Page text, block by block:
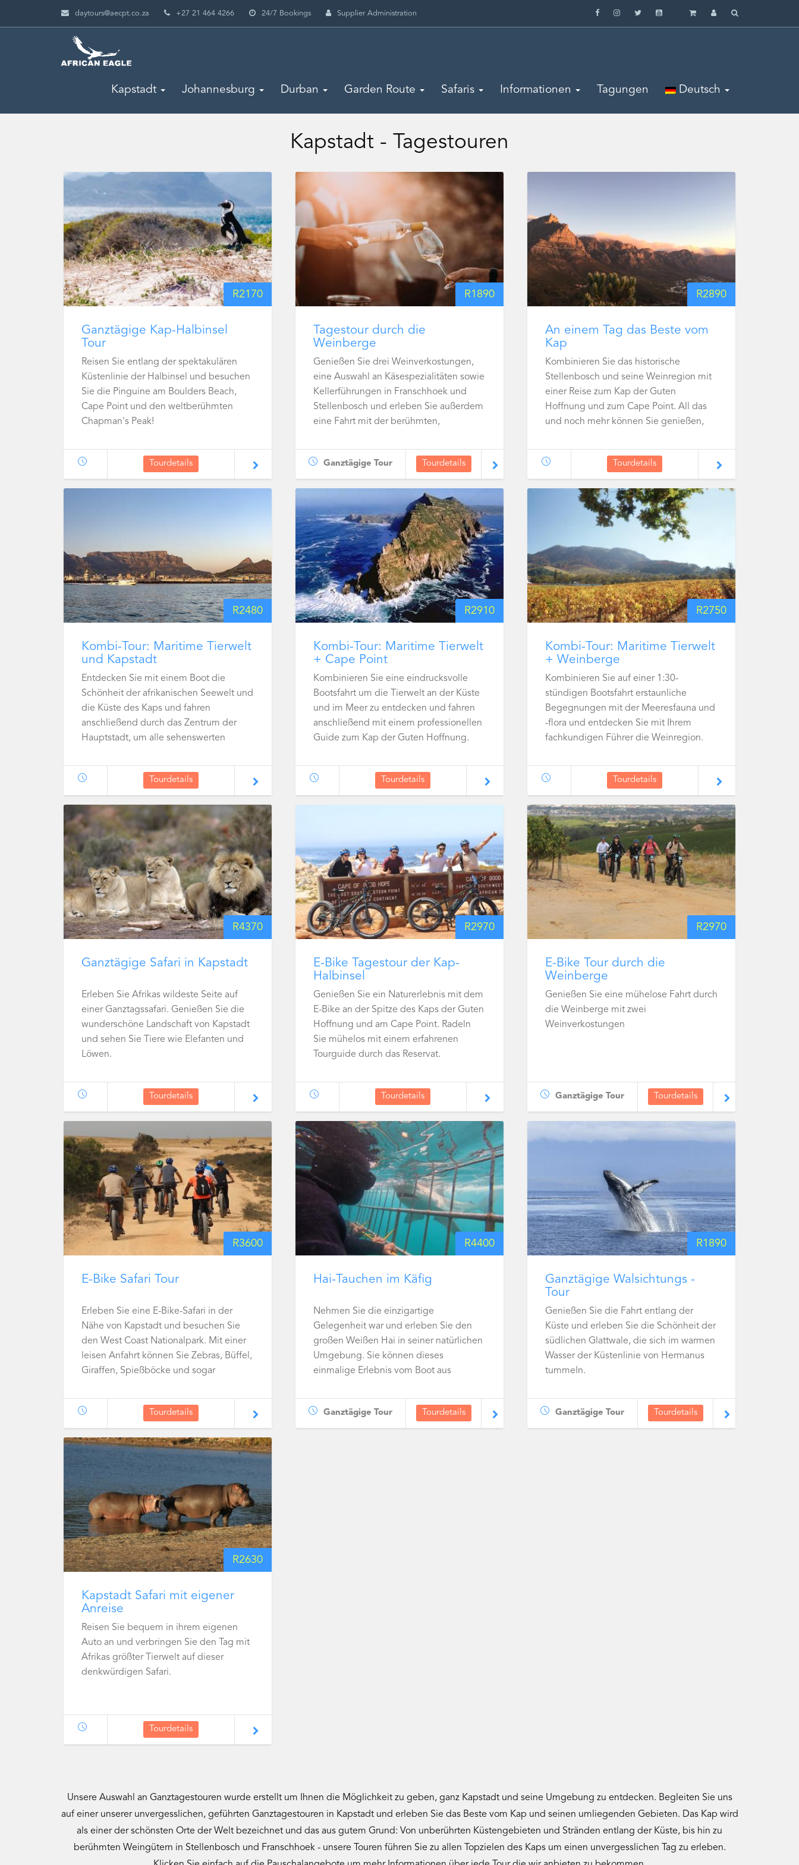
daytours@aecpt.co.za +27 21 464 4266 24/7 Bookings Supplier Administration
Kapstadt Johannesburg Durban Garden Route Safaris Informationen Tagungen Deutsch
Kapstadt - Tagestouren
R2170
Ganztägige Kap-Halbinsel
Tour
Reisen Sie entlang der spektakulären
Küstenlinie der Halbinsel und besuchen
Sie die Pinguine am Boulders Beach,
Cape Point und den weltberühmten
Chapman's Peak!
Tourdetails
R1890
Tagestour durch die
Weinberge
Genießen Sie drei Weinverkostungen,
eine Auswahl an Käsespezialitäten sowie
Kellerführungen in Franschhoek und
Stellenbosch und erleben Sie außerdem
eine Fahrt mit der berühmten,
Ganztägige Tour Tourdetails
R2890
An einem Tag das Beste vom
Kap
Kombinieren Sie das historische
Stellenbosch und seine Weinregion mit
einer Reise zum Kap der Guten
Hoffnung und zum Cape Point. All das
und noch mehr können Sie genießen,
haben.
Tourdetails
R2480
Kombi-Tour: Maritime Tierwelt
und Kapstadt
Entdecken Sie mit einem Boot die
Schönheit der afrikanischen Seewelt und
die Küste des Kaps und fahren
anschließend durch das Zentrum der
Hauptstadt, um alle sehenswerten
Tourdetails
R2910
Kombi-Tour: Maritime Tierwelt
+ Cape Point
Kombinieren Sie eine eindrucksvolle
Bootsfahrt um die Tierwelt an der Küste
und im Meer zu entdecken und fahren
anschließend mit einem professionellen
Guide zum Kap der Guten Hoffnung.
Tourdetails
R2750
Kombi-Tour: Maritime Tierwelt
+ Weinberge
Kombinieren Sie auf einer 1:30-
stündigen Bootsfahrt erstaunliche
Begegnungen mit der Meeresfauna und
-flora und entdecken Sie mit Ihrem
fachkundigen Führer die Weinregion.
Tourdetails
R4370
Ganztägige Safari in Kapstadt
Erleben Sie Afrikas wildeste Seite auf
einer Ganztagssafari. Genießen Sie die
wunderschöne Landschaft von Kapstadt
und sehen Sie Tiere wie Elefanten und
Löwen.
Tourdetails
R2970
E-Bike Tagestour der Kap-
Halbinsel
Genießen Sie ein Naturerlebnis mit dem
E-Bike an der Spitze des Kaps der Guten
Hoffnung und am Cape Point. Radeln
Sie mühelos mit einem erfahrenen
Tourguide durch das Reservat.
Tourdetails
R2970
E-Bike Tour durch die
Weinberge
Genießen Sie eine mühelose Fahrt durch
die Weinberge mit zwei
Weinverkostungen
Ganztägige Tour Tourdetails
R3600
E-Bike Safari Tour
Erleben Sie eine E-Bike-Safari in der
Nähe von Kapstadt und besuchen Sie
den West Coast Nationalpark. Mit einer
leisen Anfahrt können Sie Zebras, Büffel,
Giraffen, Spießböcke und sogar
Tourdetails
R4400
Hai-Tauchen im Käfig
Nehmen Sie die einzigartige
Gelegenheit war und erleben Sie den
großen Weißen Hai in seiner natürlichen
Umgebung. Sie können dieses
einmalige Erlebnis vom Boot aus
den Tieren unmittelbar nähern.
Ganztägige Tour Tourdetails
R1890
Ganztägige Walsichtungs -
Tour
Genießen Sie die Fahrt entlang der
Küste und erleben Sie die Schönheit der
südlichen Glattwale, die sich im warmen
Wasser der Küstenlinie von Hermanus
tummeln.
Ganztägige Tour Tourdetails
R2630
Kapstadt Safari mit eigener
Anreise
Reisen Sie bequem in ihrem eigenen
Auto an und verbringen Sie den Tag mit
Afrikas größter Tierwelt auf dieser
denkwürdigen Safari.
Tourdetails
Unsere Auswahl an Ganztagestouren wurde erstellt um Ihnen die Möglichkeit zu geben, ganz Kapstadt und seine Umgebung zu entdecken. Begleiten Sie uns
auf einer unserer unvergesslichen, geführten Ganztagestouren in Kapstadt und erleben Sie das Beste vom Kap und seinen umliegenden Gebieten. Das Kap wird
als einer der schönsten Orte der Welt bezeichnet und das aus gutem Grund: Von unberührten Küstengebieten und Stränden entlang der Küste, bis hin zu
berühmten Weingütern in Stellenbosch und Franschhoek - unsere Touren führen Sie zu allen Topzielen des Kaps um einen unvergesslichen Tag zu erleben.